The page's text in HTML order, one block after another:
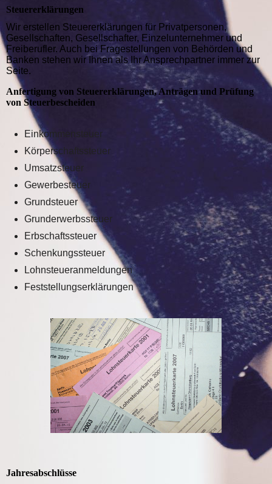
Steuererklärungen
Wir erstellen Steuererklärungen für Privatpersonen,
Gesellschaften, Gesellschafter, Einzelunternehmer und
Freiberufler. Auch bei Fragestellungen von Behörden und
Banken stehen wir Ihnen als Ihr Ansprechpartner immer zur
Seite.
Anfertigung von Steuererklärungen, Anträgen und Prüfung
von Steuerbescheiden
Einkommensteuer
Körperschaftssteuer
Umsatzsteuer
Gewerbesteuer
Grundsteuer
Grunderwerbssteuer
Erbschaftssteuer
Schenkungssteuer
Lohnsteueranmeldungen
Feststellungserklärungen
Jahresabschlüsse